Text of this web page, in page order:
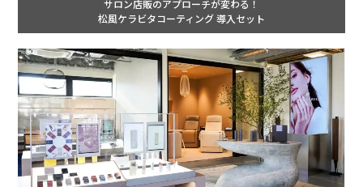
サロン店販のアプローチが変わる！
松風ケラビタコーティング 導入セット